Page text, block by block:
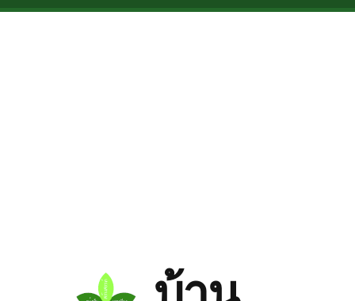
Skip to main content